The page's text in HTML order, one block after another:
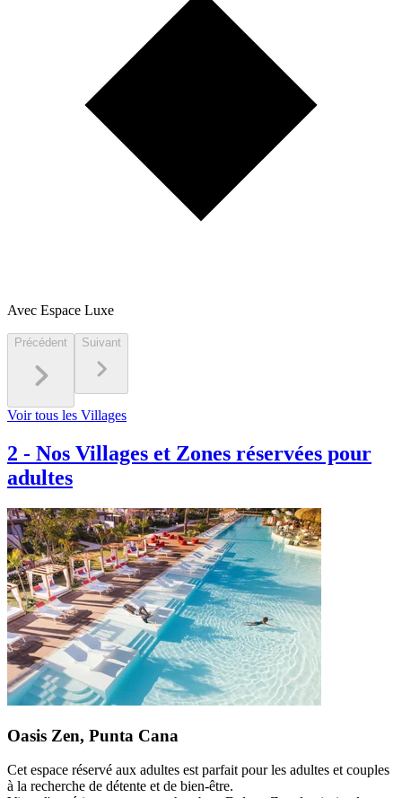
Avec Espace Luxe
Précédent Suivant
Voir tous les Villages
2 - Nos Villages et Zones réservées pour
adultes
Oasis Zen, Punta Cana
Cet espace réservé aux adultes est parfait pour les adultes et couples
à la recherche de détente et de bien-être.